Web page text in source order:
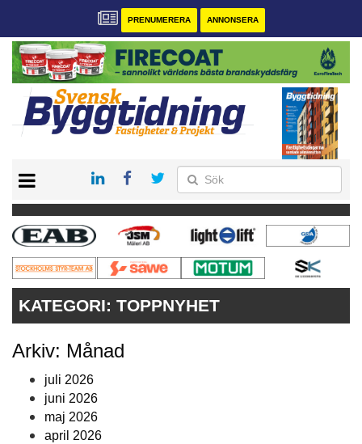
PRENUMERERA ANNONSERA
PRENUMERERA
VÅRA ANDRA MAGASIN
ANNONSERA
KONTAKT
KATEGORI: TOPPNYHET
Arkiv: Månad
juli 2026
juni 2026
maj 2026
april 2026